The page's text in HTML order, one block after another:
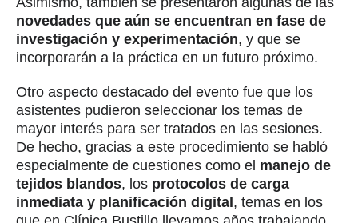
novedades que aún se encuentran en fase de
investigación y experimentación, y que se
incorporarán a la práctica en un futuro próximo.
Otro aspecto destacado del evento fue que los
asistentes pudieron seleccionar los temas de
mayor interés para ser tratados en las sesiones.
De hecho, gracias a este procedimiento se habló
especialmente de cuestiones como el manejo de
tejidos blandos, los protocolos de carga
inmediata y planificación digital, temas en los